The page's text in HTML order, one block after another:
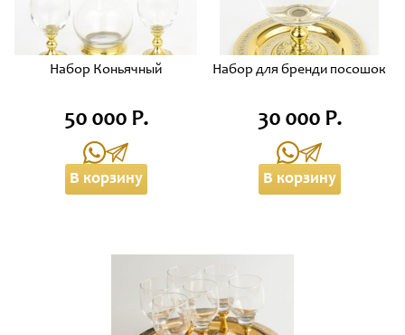
Набор Коньячный
50 000 Р.
В корзину
Набор для бренди посошок
30 000 Р.
В корзину